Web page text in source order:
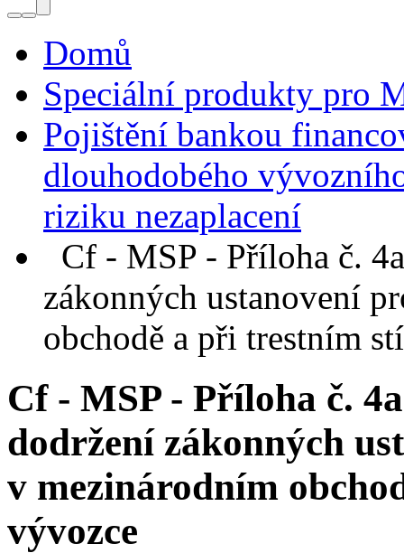
Domů
Speciální produkty pro
Pojištění bankou
dlouhodobého
riziku nezaplacení
Cf - MSP - Příloha č.
zákonných ustanovení
obchodě a při trestním
Cf - MSP - Příloha č.
dodržení zákonných
v mezinárodním
vývozce